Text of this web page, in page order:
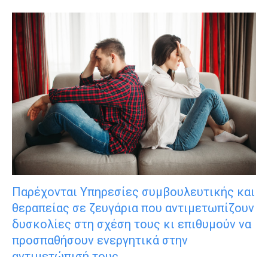
Παρέχονται Υπηρεσίες συμβουλευτικής και
θεραπείας σε ζευγάρια που αντιμετωπίζουν
δυσκολίες στη σχέση τους κι επιθυμούν να
προσπαθήσουν ενεργητικά στην